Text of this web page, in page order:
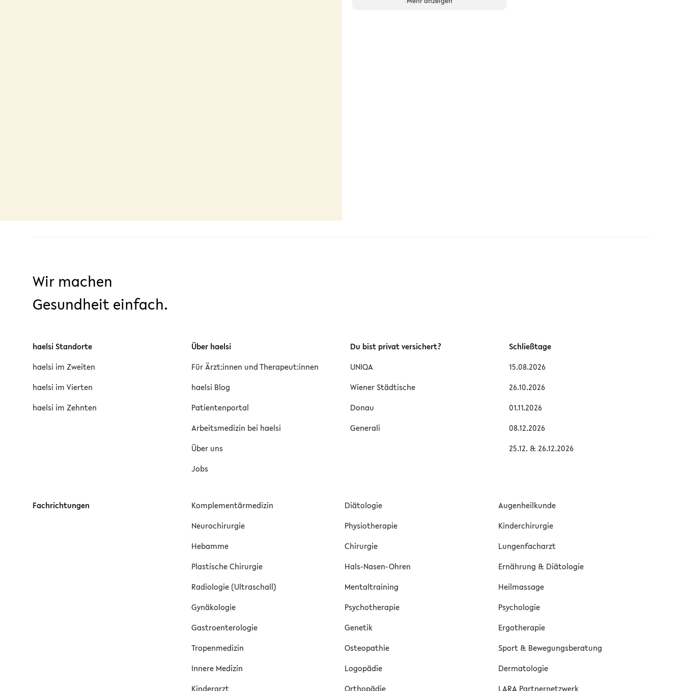
Wir machen
Gesundheit einfach.
haelsi Standorte
haelsi im Zweiten
haelsi im Vierten
haelsi im Zehnten
Über haelsi
Für Ärzt:innen und Therapeut:innen
haelsi Blog
Patientenportal
Arbeitsmedizin bei haelsi
Über uns
Jobs
Du bist privat versichert?
UNIQA
Wiener Städtische
Donau
Generali
Schließtage
15.08.2026
26.10.2026
01.11.2026
08.12.2026
25.12. & 26.12.2026
Fachrichtungen Komplementärmedizin Diätologie
Augenheilkunde
Neurochirurgie
Physiotherapie
Kinderchirurgie
Hebamme
Chirurgie
Lungenfacharzt
Plastische Chirurgie
Hals-Nasen-Ohren
Ernährung & Diätologie
Radiologie (Ultraschall)
Mentaltraining
Heilmassage
Gynäkologie
Psychotherapie
Psychologie
Gastroenterologie
Genetik
Ergotherapie
Tropenmedizin
Osteopathie
Sport & Bewegungsberatung
Innere Medizin
Logopädie
Dermatologie
Kinderarzt
Orthopädie LARA Partnernetzwerk